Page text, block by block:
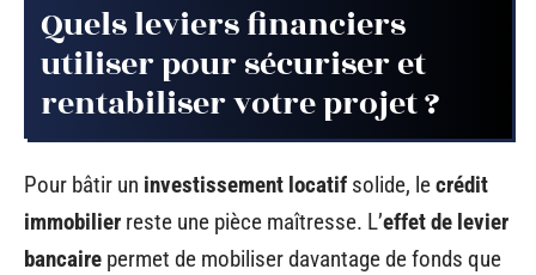
Quels leviers financiers
utiliser pour sécuriser et
rentabiliser votre projet ?
Pour bâtir un investissement locatif solide, lecrédit
immobilier reste une pièce maîtresse. L’effet de levier
bancaire permet de mobiliser davantage de fonds que